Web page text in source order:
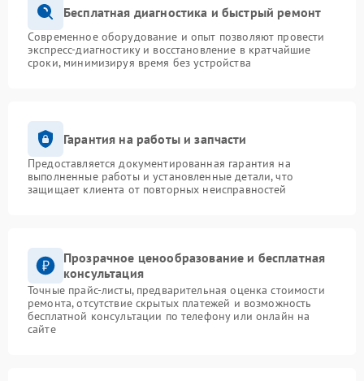
Бесплатная диагностика и быстрый ремонт
Современное оборудование и опыт позволяют провести
экспресс-диагностику и восстановление в кратчайшие
сроки, минимизируя время без устройства
Гарантия на работы и запчасти
Предоставляется документированная гарантия на
выполненные работы и установленные детали, что
защищает клиента от повторных неисправностей
Прозрачное ценообразование и бесплатная
консультация
Точные прайс-листы, предварительная оценка стоимости
ремонта, отсутствие скрытых платежей и возможность
бесплатной консультации по телефону или онлайн на
сайте